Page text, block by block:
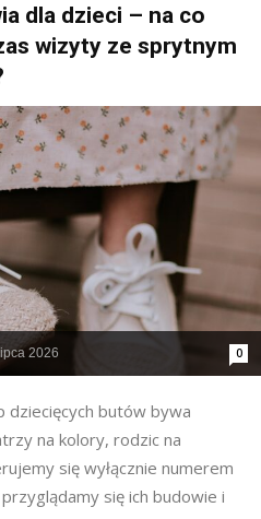
dla dzieci – na co
wizyty ze sprytnym
2026 0
dziecięcych butów bywa
na kolory, rodzic na
się wyłącznie numerem
się ich budowie i